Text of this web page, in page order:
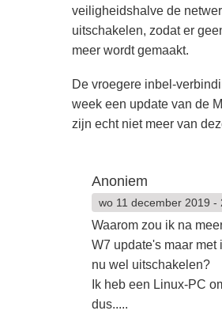
veiligheidshalve de
uitschakelen, zodat er
meer wordt gemaakt.
De vroegere inbel-
week een update van de
zijn echt niet meer van
Anoniem
wo 11 december 2019 -
Waarom zou ik na
W7 update's maar
nu wel uitschakelen?
Ik heb een Linux-PC
dus.....